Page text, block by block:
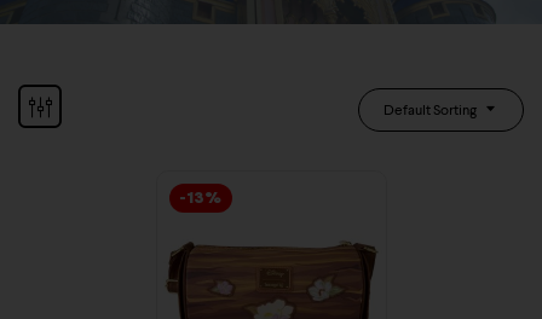
Default Sorting
-13%